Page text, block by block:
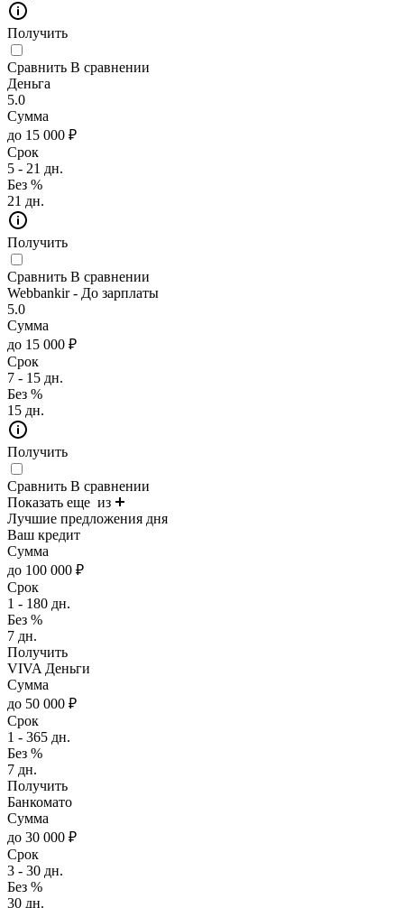
Получить
Сравнить В сравнении
Деньга
5.0
Сумма
до 15 000 ₽
Срок
5 - 21 дн.
Без %
21 дн.
Получить
Сравнить В сравнении
Webbankir - До зарплаты
5.0
Сумма
до 15 000 ₽
Срок
7 - 15 дн.
Без %
15 дн.
Получить
Сравнить В сравнении
Показать еще из
Лучшие предложения дня
Ваш кредит
Сумма
до 100 000 ₽
Срок
1 - 180 дн.
Без %
7 дн.
Получить
VIVA Деньги
Сумма
до 50 000 ₽
Срок
1 - 365 дн.
Без %
7 дн.
Получить
Банкомато
Сумма
до 30 000 ₽
Срок
3 - 30 дн.
Без %
30 дн.